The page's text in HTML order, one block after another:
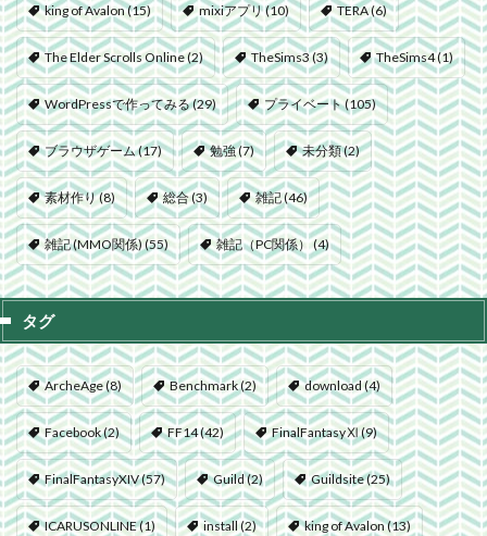
king of Avalon(15) mixiアプリ(10) TERA(6)
The Elder Scrolls Online(2) TheSims3(3) TheSims4(1)
WordPressで作ってみる(29) プライベート(105)
ブラウザゲーム(17) 勉強(7) 未分類(2)
素材作り(8) 総合(3) 雑記(46)
雑記 (MMO関係)(55) 雑記（PC関係）(4)
タグ
ArcheAge(8) Benchmark(2) download(4)
Facebook(2) FF14(42) FinalFantasyⅪ(9)
FinalFantasyXIV(57) Guild(2) Guildsite(25)
ICARUSONLINE(1) install(2) king of Avalon(13)